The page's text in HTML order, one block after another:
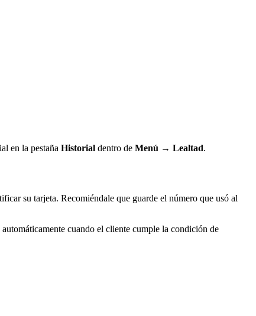
en la pestaña Historial dentro de Menú → Lealtad.
su tarjeta. Recomiéndale que guarde el número que usó al
cuando el cliente cumple la condición de